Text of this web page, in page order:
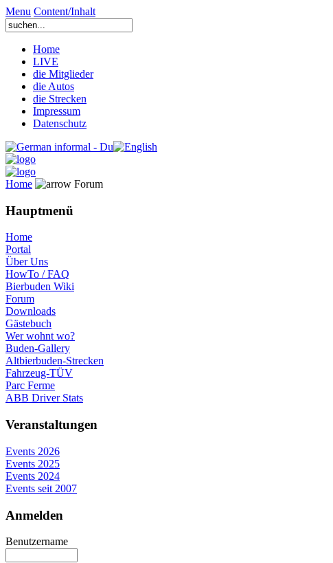
Menu Content/Inhalt
Home
LIVE
die Mitglieder
die Autos
die Strecken
Impressum
Datenschutz
Home Forum
Hauptmenü
Home
Portal
Über Uns
HowTo / FAQ
Bierbuden Wiki
Forum
Downloads
Gästebuch
Wer wohnt wo?
Buden-Gallery
Altbierbuden-Strecken
Fahrzeug-TÜV
Parc Ferme
ABB Driver Stats
Veranstaltungen
Events 2026
Events 2025
Events 2024
Events seit 2007
Anmelden
Benutzername